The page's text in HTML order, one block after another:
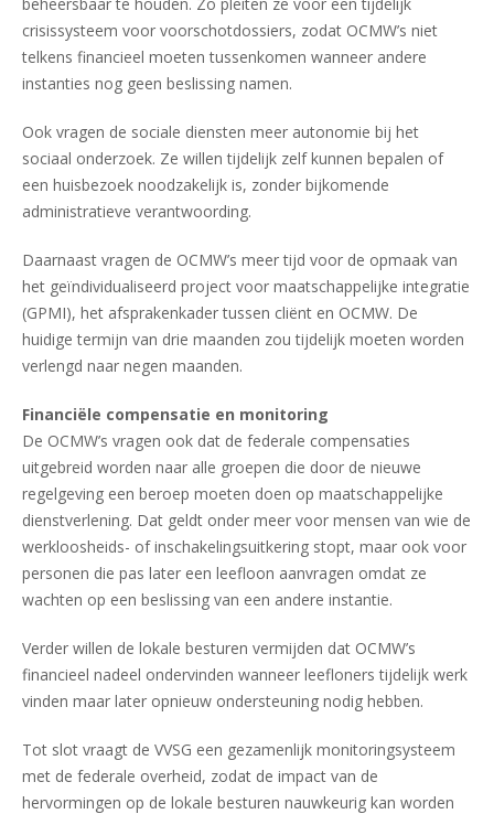
crisissysteem voor voorschotdossiers, zodat OCMW’s niet
telkens financieel moeten tussenkomen wanneer andere
instanties nog geen beslissing namen.
Ook vragen de sociale diensten meer autonomie bij het
sociaal onderzoek. Ze willen tijdelijk zelf kunnen bepalen of
een huisbezoek noodzakelijk is, zonder bijkomende
administratieve verantwoording.
Daarnaast vragen de OCMW’s meer tijd voor de opmaak van
het geïndividualiseerd project voor maatschappelijke integratie
(GPMI), het afsprakenkader tussen cliënt en OCMW. De
huidige termijn van drie maanden zou tijdelijk moeten worden
verlengd naar negen maanden.
Financiële compensatie en monitoring
De OCMW’s vragen ook dat de federale compensaties
uitgebreid worden naar alle groepen die door de nieuwe
regelgeving een beroep moeten doen op maatschappelijke
dienstverlening. Dat geldt onder meer voor mensen van wie de
werkloosheids- of inschakelingsuitkering stopt, maar ook voor
personen die pas later een leefloon aanvragen omdat ze
wachten op een beslissing van een andere instantie.
Verder willen de lokale besturen vermijden dat OCMW’s
financieel nadeel ondervinden wanneer leefloners tijdelijk werk
vinden maar later opnieuw ondersteuning nodig hebben.
Tot slot vraagt de VVSG een gezamenlijk monitoringsysteem
met de federale overheid, zodat de impact van de
hervormingen op de lokale besturen nauwkeurig kan worden